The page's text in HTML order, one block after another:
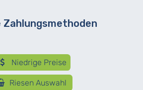
Zahlungsmethoden
Niedrige Preise
Riesen Auswahl